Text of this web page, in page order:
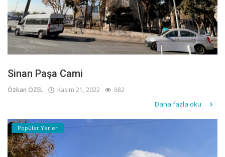
Sinan Paşa Cami
Özkan ÖZEL Kasım 21, 2022 882
Daha fazla oku
Popüler Yerler